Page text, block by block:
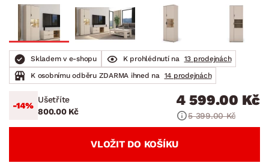
Skladem v e-shopu K prohlédnutí na
13 prodejnách
K osobnímu odběru ZDARMA ihned na
14 prodejnách
-14%
Ušetříte
800.00 Kč
4 599.00 Kč
5 399.00 Kč
VLOŽIT DO KOŠÍKU